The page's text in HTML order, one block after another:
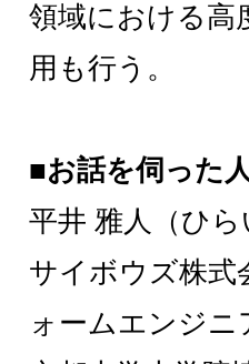
領域における高
用も行う。
■お話を伺った
平井 雅人（ひ
サイボウズ株式
ォームエンジニ